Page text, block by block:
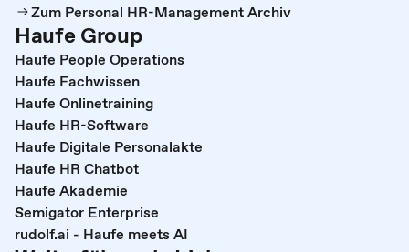
Zum Personal HR-Management Archiv
Haufe Group
Haufe People Operations
Haufe Fachwissen
Haufe Onlinetraining
Haufe HR-Software
Haufe Digitale Personalakte
Haufe HR Chatbot
Haufe Akademie
Semigator Enterprise
rudolf.ai - Haufe meets AI